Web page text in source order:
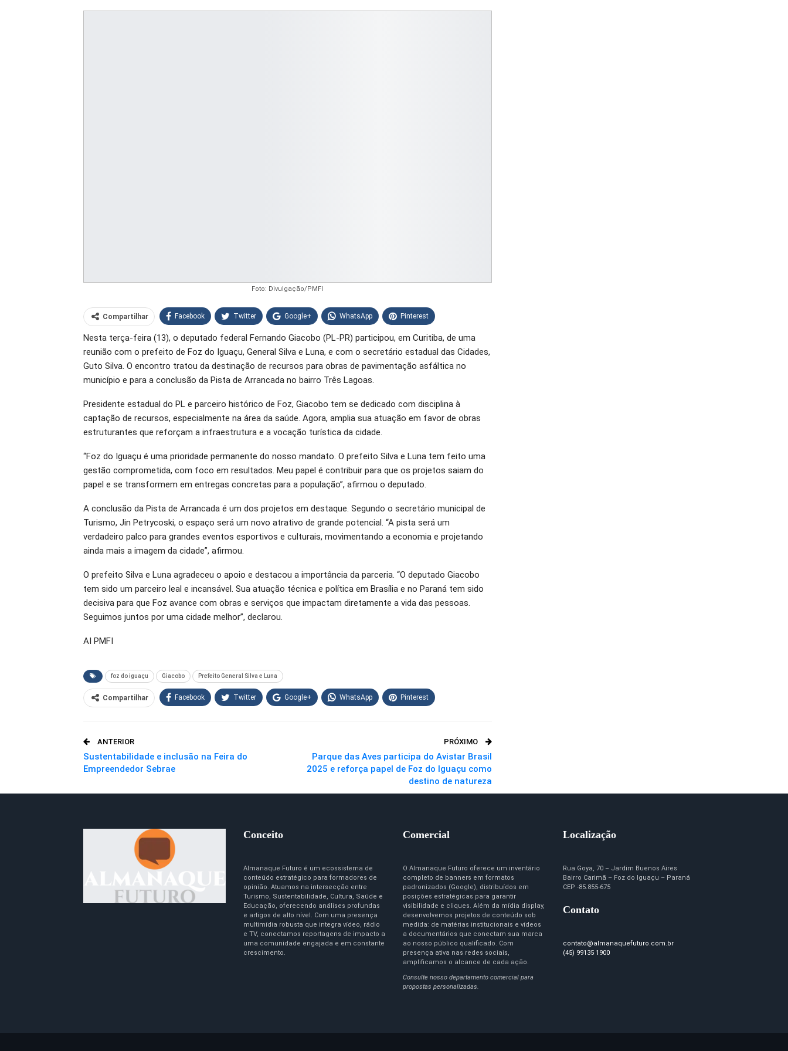
Foto: Divulgação/PMFI
Compartilhar Facebook Twitter Google+ WhatsApp Pinterest
O email
Nesta terça-feira (13), o deputado federal Fernando Giacobo (PL-PR) participou, em Curitiba, de uma
reunião com o prefeito de Foz do Iguaçu, General Silva e Luna, e com o secretário estadual das Cidades,
Guto Silva. O encontro tratou da destinação de recursos para obras de pavimentação asfáltica no
município e para a conclusão da Pista de Arrancada no bairro Três Lagoas.
Presidente estadual do PL e parceiro histórico de Foz, Giacobo tem se dedicado com disciplina à
captação de recursos, especialmente na área da saúde. Agora, amplia sua atuação em favor de obras
estruturantes que reforçam a infraestrutura e a vocação turística da cidade.
“Foz do Iguaçu é uma prioridade permanente do nosso mandato. O prefeito Silva e Luna tem feito uma
gestão comprometida, com foco em resultados. Meu papel é contribuir para que os projetos saiam do
papel e se transformem em entregas concretas para a população”, afirmou o deputado.
A conclusão da Pista de Arrancada é um dos projetos em destaque. Segundo o secretário municipal de
Turismo, Jin Petrycoski, o espaço será um novo atrativo de grande potencial. “A pista será um
verdadeiro palco para grandes eventos esportivos e culturais, movimentando a economia e projetando
ainda mais a imagem da cidade”, afirmou.
O prefeito Silva e Luna agradeceu o apoio e destacou a importância da parceria. “O deputado Giacobo
tem sido um parceiro leal e incansável. Sua atuação técnica e política em Brasília e no Paraná tem sido
decisiva para que Foz avance com obras e serviços que impactam diretamente a vida das pessoas.
Seguimos juntos por uma cidade melhor”, declarou.
AI PMFI
foz do iguaçu Giacobo Prefeito General Silva e Luna
Compartilhar Facebook Twitter Google+ WhatsApp Pinterest
ANTERIOR
Sustentabilidade e inclusão na Feira do
Empreendedor Sebrae
PRÓXIMO
Parque das Aves participa do Avistar Brasil
2025 e reforça papel de Foz do Iguaçu como
destino de natureza
Conceito
Almanaque Futuro é um ecossistema de
conteúdo estratégico para formadores de
opinião. Atuamos na intersecção entre
Turismo, Sustentabilidade, Cultura, Saúde e
Educação, oferecendo análises profundas
e artigos de alto nível. Com uma presença
multimídia robusta que integra vídeo, rádio
e TV, conectamos reportagens de impacto a
uma comunidade engajada e em constante
crescimento.
Comercial
O Almanaque Futuro oferece um inventário
completo de banners em formatos
padronizados (Google), distribuídos em
posições estratégicas para garantir
visibilidade e cliques. Além da mídia display,
desenvolvemos projetos de conteúdo sob
medida: de matérias institucionais e vídeos
a documentários que conectam sua marca
ao nosso público qualificado. Com
presença ativa nas redes sociais,
amplificamos o alcance de cada ação.
Consulte nosso departamento comercial para
propostas personalizadas.
Localização
Rua Goya, 70 – Jardim Buenos Aires
Bairro Carimã – Foz do Iguaçu – Paraná
CEP -85.855-675
Contato
contato@almanaquefuturo.com.br
(45) 99135 1900